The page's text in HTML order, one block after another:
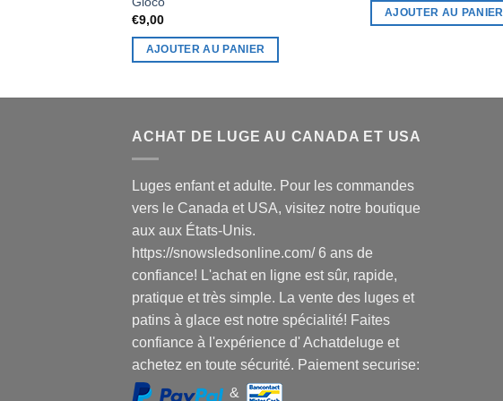
€9,00
AJOUTER AU PANIER
AJOUTER AU PANIER
ACHAT DE LUGE AU CANADA ET USA
Luges enfant et adulte. Pour les commandes
vers le Canada et USA, visitez notre boutique
aux aux États-Unis.
https://snowsledsonline.com/ 6 ans de
confiance! L'achat en ligne est sûr, rapide,
pratique et très simple. La vente des luges et
patins à glace est notre spécialité! Faites
confiance à l'expérience d' Achatdeluge et
achetez en toute sécurité. Paiement securise:
&